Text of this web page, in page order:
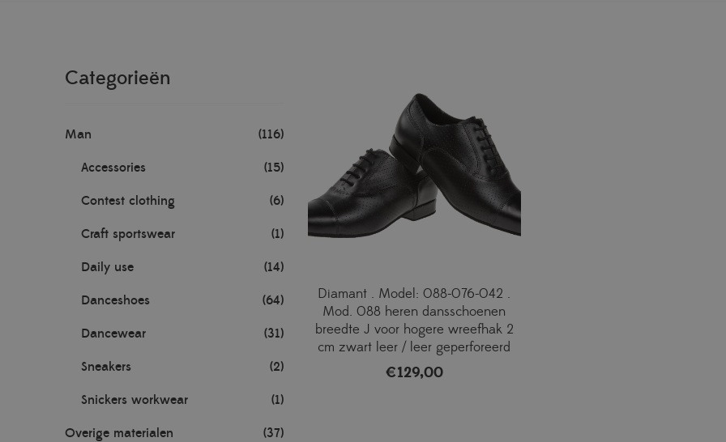
Diamant . Model: 088-076-042 .
Mod. 088 heren dansschoenen
breedte J voor hogere wreefhak 2
cm zwart leer / leer geperforeerd
€129,00
Categorieën
Man (116)
Accessories (15)
Contest clothing (6)
Craft sportswear (1)
Daily use (14)
Danceshoes (64)
Dancewear (31)
Sneakers (2)
Snickers workwear (1)
Overige materialen (37)